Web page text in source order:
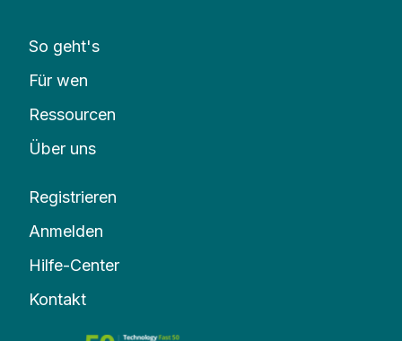
So geht's
Für wen
Ressourcen
Über uns
Registrieren
Anmelden
Hilfe-Center
Kontakt